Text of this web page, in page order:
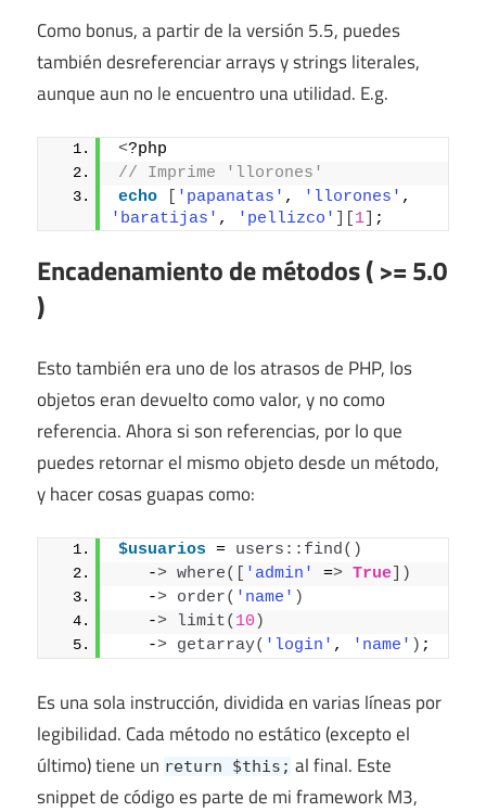
Como bonus, a partir de la versión 5.5, puedes
también desreferenciar arrays y strings literales,
aunque aun no le encuentro una utilidad. E.g.
<?php
// Imprime 'llorones'
echo
'papanatas' , 'llorones'
'baratijas' , 'pellizco' 1 ;
Encadenamiento de métodos ( >= 5.0
)
Esto también era uno de los atrasos de PHP, los
objetos eran devuelto como valor, y no como
referencia. Ahora si son referencias, por lo que
puedes retornar el mismo objeto desde un método,
y hacer cosas guapas como:
$usuarios = users::find()
   -
> where([ 'admin' => True ])
   -
> order( 'name' )
   -
> limit( 10 )
   -
> getarray( 'login' , 'name' ) ;
Es una sola instrucción, dividida en varias líneas por
legibilidad. Cada método no estático (excepto el
último) tiene un return $this; al final. Este
snippet de código es parte de mi framework M3,